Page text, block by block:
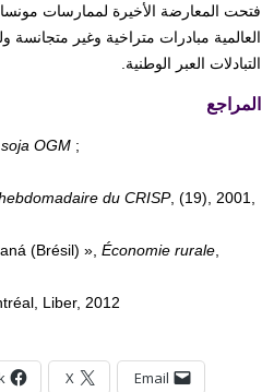
فتحت المعارضة الأخيرة لممارسات
العالمية مبادرات متراخية وغير متجانسة
التبادلات العبر الوطنية.
المراجع
OGM ;
du CRISP, (19), 2001,
(Brésil) », Économie rurale
Liber, 2012
Email
X